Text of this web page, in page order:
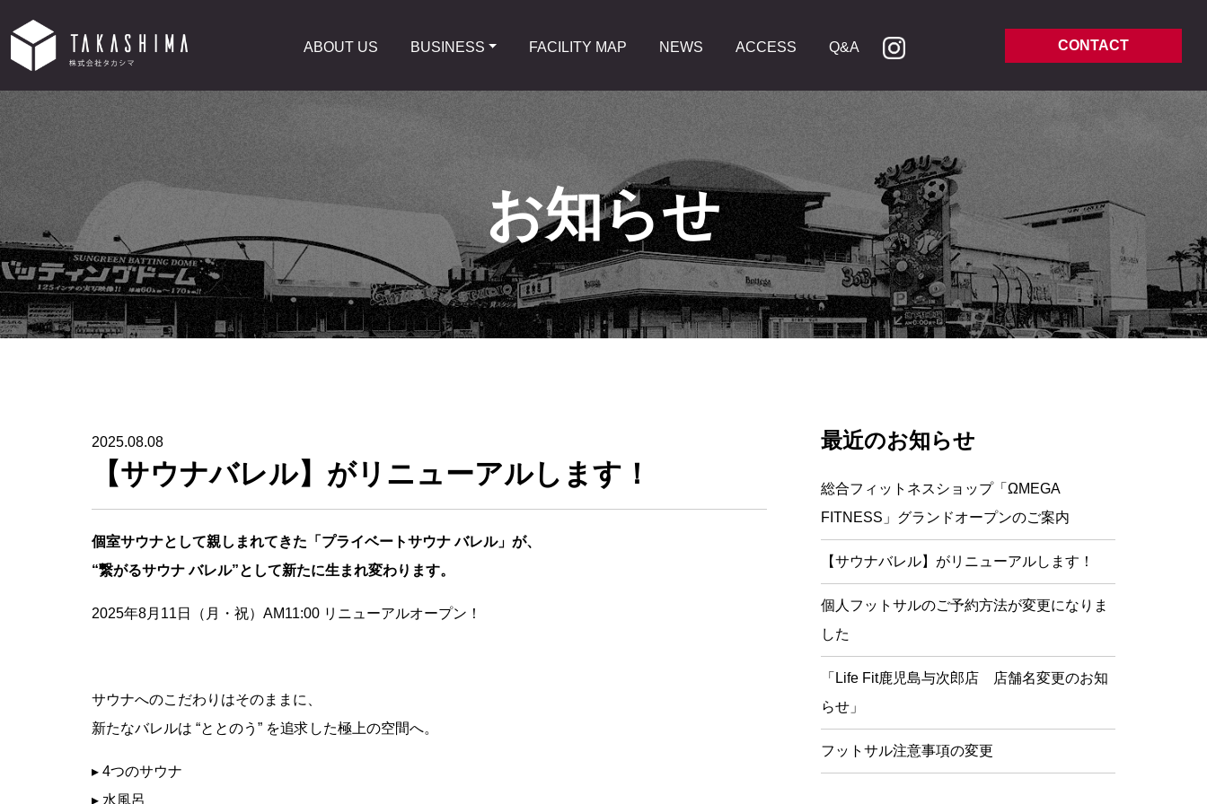
ABOUT US BUSINESS FACILITY MAP NEWS ACCESS Q&A CONTACT
お知らせ
2025.08.08
【サウナバレル】がリニューアルします！
個室サウナとして親しまれてきた「プライベートサウナ バレル」が、
“繋がるサウナ バレル”として新たに生まれ変わります。
2025年8月11日（月・祝）AM11:00 リニューアルオープン！
サウナへのこだわりはそのままに、
新たなバレルは “ととのう” を追求した極上の空間へ。
▸ 4つのサウナ
▸ 水風呂
最近のお知らせ
総合フィットネスショップ「ΩMEGA
FITNESS」グランドオープンのご案内
【サウナバレル】がリニューアルします！
個人フットサルのご予約方法が変更になりま
した
「Life Fit鹿児島与次郎店 店舗名変更のお知
らせ」
フットサル注意事項の変更